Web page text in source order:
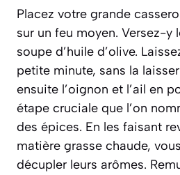
Placez votre grande
sur un feu moyen. Versez-y
soupe d’huile d’olive.
petite minute, sans la
ensuite l’oignon et l’ail en
étape cruciale que l’on
des épices. En les faisant
matière grasse chaude,
décupler leurs arômes.